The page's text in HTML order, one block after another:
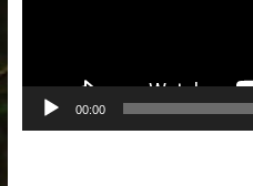
00:00